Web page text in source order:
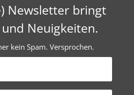
Newsletter bringt
Neuigkeiten.
kein Spam. Versprochen.